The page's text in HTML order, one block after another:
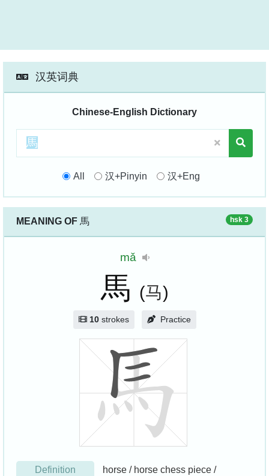
汉英词典
Chinese-English Dictionary
All 汉+Pinyin 汉+Eng
MEANING OF 馬 hsk 3
mǎ
馬 (马)
10strokes Practice
Definition
horse / horse chess piece /